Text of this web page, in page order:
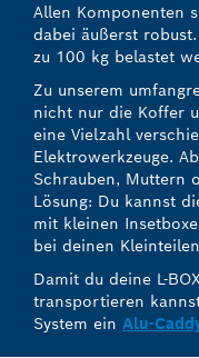
Allen Komponenten
dabei äußerst
zu 100 kg belastet
Zu unserem
nicht nur die Koffer
eine Vielzahl
Elektrowerkzeuge.
Schrauben, Muttern
Lösung: Du kannst
mit kleinen
bei deinen
Damit du deine L-
transportieren
System ein Alu-